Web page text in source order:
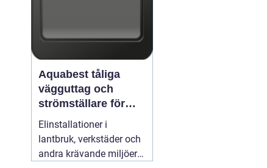
Aquabest tåliga
vägguttag och
strömställare för
krävande miljöer
Elinstallationer i
lantbruk, verkstäder och
andra krävande miljöer